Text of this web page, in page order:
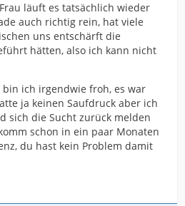
läuft es tatsächlich wieder
auch richtig rein, hat viele
uns entschärft die
hätten, also ich kann nicht
ich irgendwie froh, es war
ja keinen Saufdruck aber ich
sich die Sucht zurück melden
schon in ein paar Monaten
du hast kein Problem damit